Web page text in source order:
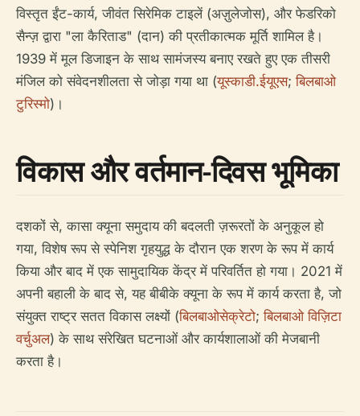
विस्तृत ईंट-कार्य, जीवंत सिरेमिक टाइलें (अज़ुलेजोस), और फेडरिको
सैन्ज़ द्वारा "ला कैरिताड" (दान) की प्रतीकात्मक मूर्ति शामिल है।
1939 में मूल डिजाइन के साथ सामंजस्य बनाए रखते हुए एक तीसरी
मंजिल को संवेदनशीलता से जोड़ा गया था (यूस्काडी.ईयूएस;बिलबाओ
टुरिस्मो)।
विकास और वर्तमान-दिवस भूमिका
दशकों से, कासा क्यूना समुदाय की बदलती ज़रूरतों के अनुकूल हो
गया, विशेष रूप से स्पेनिश गृहयुद्ध के दौरान एक शरण के रूप में कार्य
किया और बाद में एक सामुदायिक केंद्र में परिवर्तित हो गया। 2021 में
अपनी बहाली के बाद से, यह बीबीके क्यूना के रूप में कार्य करता है, जो
संयुक्त राष्ट्र सतत विकास लक्ष्यों (बिलबाओसेक्रेटो;बिलबाओ विज़िटा
वर्चुअल) के साथ संरेखित घटनाओं और कार्यशालाओं की मेजबानी
करता है।